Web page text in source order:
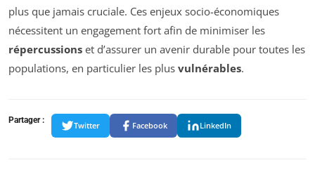
plus que jamais cruciale. Ces enjeux socio-économiques
nécessitent un engagement fort afin de minimiser les
répercussions et d’assurer un avenir durable pour toutes les
populations, en particulier les plus vulnérables.
Partager :
Twitter Facebook LinkedIn